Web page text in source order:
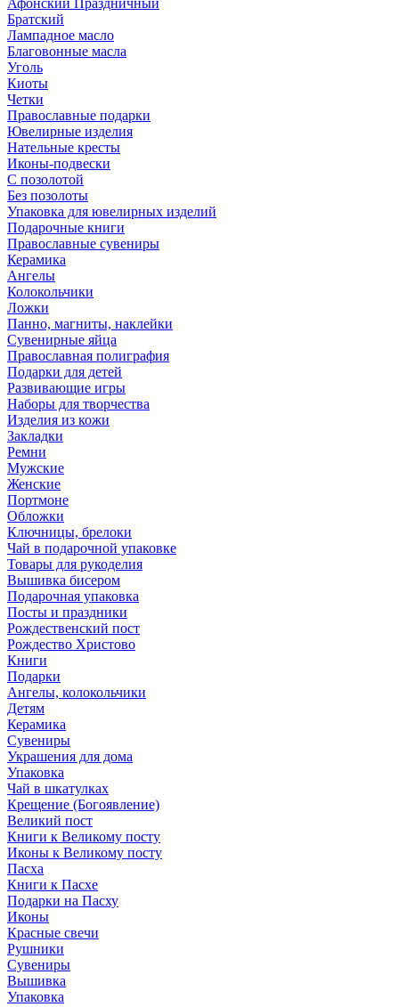
Афонский Праздничный
Братский
Лампадное масло
Благовонные масла
Уголь
Киоты
Четки
Православные подарки
Ювелирные изделия
Нательные кресты
Иконы-подвески
С позолотой
Без позолоты
Упаковка для ювелирных изделий
Подарочные книги
Православные сувениры
Керамика
Ангелы
Колокольчики
Ложки
Панно, магниты, наклейки
Сувенирные яйца
Православная полиграфия
Подарки для детей
Развивающие игры
Наборы для творчества
Изделия из кожи
Закладки
Ремни
Мужские
Женские
Портмоне
Обложки
Ключницы, брелоки
Чай в подарочной упаковке
Товары для рукоделия
Вышивка бисером
Подарочная упаковка
Посты и праздники
Рождественский пост
Рождество Христово
Книги
Подарки
Ангелы, колокольчики
Детям
Керамика
Сувениры
Украшения для дома
Упаковка
Чай в шкатулках
Крещение (Богоявление)
Великий пост
Книги к Великому посту
Иконы к Великому посту
Пасха
Книги к Пасхе
Подарки на Пасху
Иконы
Красные свечи
Рушники
Сувениры
Вышивка
Упаковка